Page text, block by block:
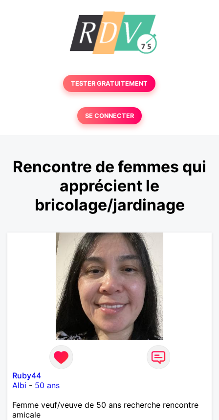
TESTER GRATUITEMENT
SE CONNECTER
Rencontre de femmes qui
apprécient le
bricolage/jardinage
Ruby44
Albi - 50 ans
Femme veuf/veuve de 50 ans recherche rencontre
amicale